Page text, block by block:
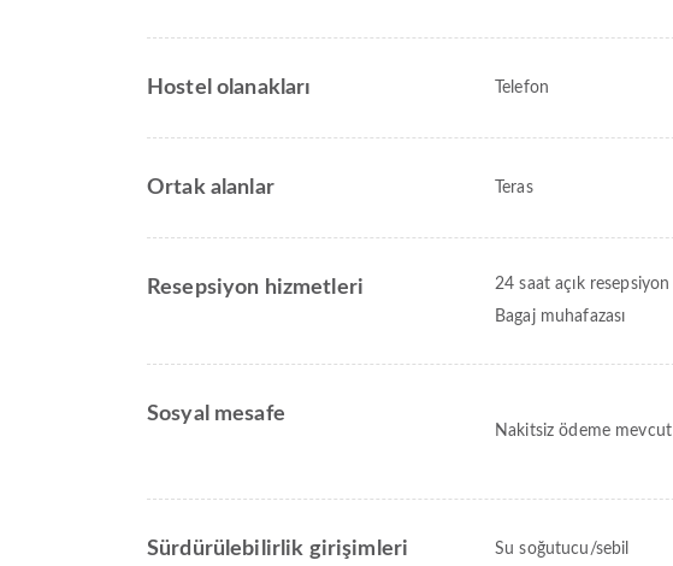
Hostel olanakları Telefon
Ortak alanlar Teras
Resepsiyon hizmetleri 24 saat açık resepsiyon
Bagaj muhafazası
Sosyal mesafe
Nakitsiz ödeme mevcut
Sürdürülebilirlik girişimleri Su soğutucu/sebil